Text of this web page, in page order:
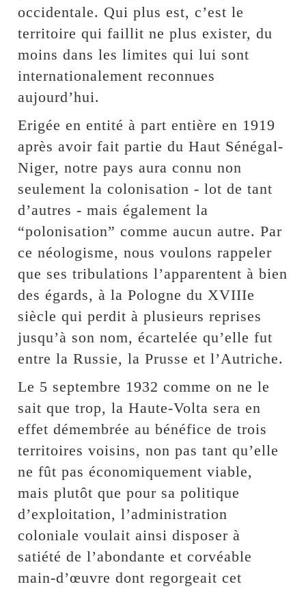
occidentale. Qui plus est, c’est le
territoire qui faillit ne plus exister, du
moins dans les limites qui lui sont
internationalement reconnues
aujourd’hui.
Erigée en entité à part entière en 1919
après avoir fait partie du Haut Sénégal-
Niger, notre pays aura connu non
seulement la colonisation - lot de tant
d’autres - mais également la
“polonisation” comme aucun autre. Par
ce néologisme, nous voulons rappeler
que ses tribulations l’apparentent à bien
des égards, à la Pologne du XVIIIe
siècle qui perdit à plusieurs reprises
jusqu’à son nom, écartelée qu’elle fut
entre la Russie, la Prusse et l’Autriche.
Le 5 septembre 1932 comme on ne le
sait que trop, la Haute-Volta sera en
effet démembrée au bénéfice de trois
territoires voisins, non pas tant qu’elle
ne fût pas économiquement viable,
mais plutôt que pour sa politique
d’exploitation, l’administration
coloniale voulait ainsi disposer à
satiété de l’abondante et corvéable
main-d’œuvre dont regorgeait cet